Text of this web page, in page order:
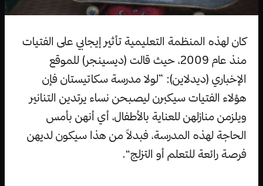
كان لهذه المنظمة التعليمية تأثير إيجابي على الفتيات
منذ عام 2009، حيث قالت (ديسينجر) للموقع
الإخباري (ديدلاين): ”لولا مدرسة سكاتيستان فإن
هؤلاء الفتيات سيكبرن ليصبحن نساء يرتدين التنانير
ويلزمن منازلهن للعناية بالأطفال، أي أنهن بأمس
الحاجة لهذه المدرسة، فبدلاً من هذا سيكون لديهن
فرصة رائعة للتعلم أو التزلج“.